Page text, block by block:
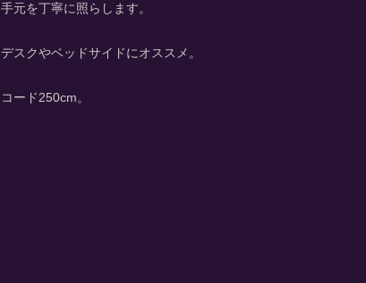
手元を丁寧に照らします。
デスクやベッドサイドにオススメ。
コード250cm。